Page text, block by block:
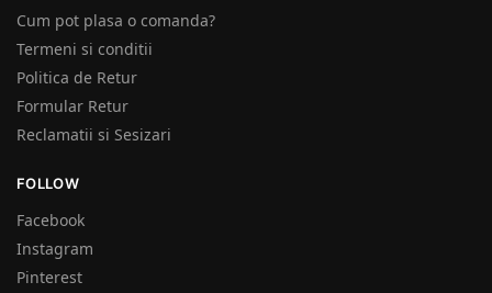
Cum pot plasa o comanda?
Termeni si conditii
Politica de Retur
Formular Retur
Reclamatii si Sesizari
FOLLOW
Facebook
Instagram
Pinterest